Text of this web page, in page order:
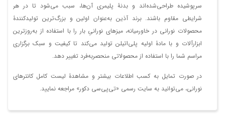
سرپوشیده طراحی‌شده‌اند و بدنۀ پلیمری آن‌ها، سبب می‌شود تا در هر
شرایطی مقاوم باشند. برند آذین به‌عنوان اولین و بزرگ‌ترین تولیدکنندۀ
محصولات نورانی در خاورمیانه، میزهای نورانیِ بار را با استفاده از به‌روزترین
ابزارآلات و با مادۀ اولیه پلی‌اتیلن تولید می‌کند تا کیفیت و سبک برگزاری
مراسم شما را با استفاده از محصولاتی منحصربه‌فرد تغییر دهد.
در صورت تمایل به کسب اطلاعات بیشتر و مشاهدۀ لیست کامل کانترهای
نورانی، می‌توانید به سایت رسمی «تی‌پی‌سی دکور» مراجعه نمایید.